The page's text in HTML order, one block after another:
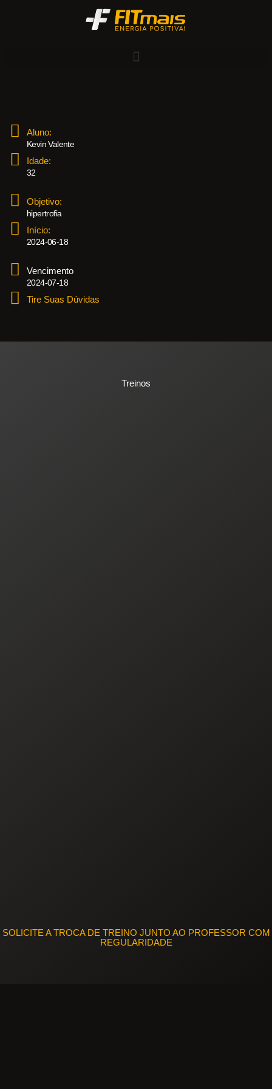
Aluno:
Kevin Valente
Idade:
32
Objetivo:
hipertrofia
Início:
2024-06-18
Vencimento
2024-07-18
Tire Suas Dúvidas
Treinos
SOLICITE A TROCA DE TREINO JUNTO AO PROFESSOR COM
REGULARIDADE